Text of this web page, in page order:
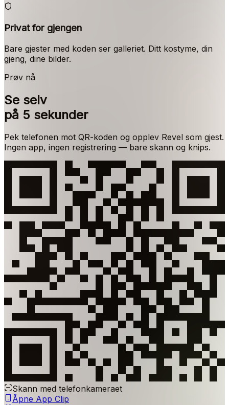
Privat for gjengen
Bare gjester med koden ser galleriet. Ditt kostyme, din
gjeng, dine bilder.
Prøv nå
Se selv
på 5 sekunder
Pek telefonen mot QR-koden og opplev Revel som gjest.
Ingen app, ingen registrering — bare skann og knips.
Skann med telefonkameraet
Åpne App Clip